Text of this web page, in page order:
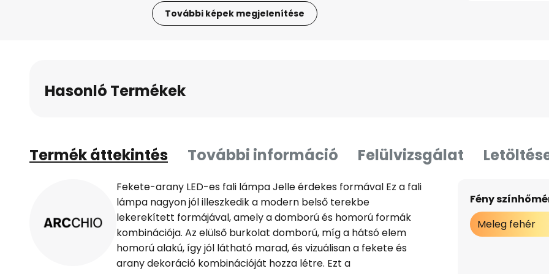
További képek megjelenítése
Hasonló Termékek
Termék áttekintés További információ Felülvizsgálat
Fekete-arany LED-es fali lámpa Jelle érdekes formával Ez a fali
lámpa nagyon jól illeszkedik a modern belső terekbe
lekerekített formájával, amely a domború és homorú formák
kombinációja. Az elülső burkolat domború, míg a hátsó elem
homorú alakú, így jól látható marad, és vizuálisan a fekete és
arany dekoráció kombinációját hozza létre. Ezt a
Fény
Meleg fehér